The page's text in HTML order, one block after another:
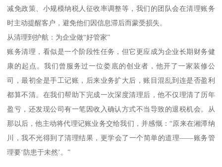
减免政策、小规模纳税人征收率调整等，我们的团队会在清理账务
时主动提醒客户，避免他们因信息滞后而蒙受损失。
从清理到护航：为企业做“好管家”
账务清理，看似是一个阶段性任务，但它更应成为企业长期财务健
康的起点。我们曾服务过一位娄底的创业者，他开了一家装修公
司，最初全是手工记账，后来业务扩大后，账目混乱到连是否盈利
都算不清。在我们帮助下完成一次深度清理后，他不仅理清了历年
盈亏，还发现公司有一笔因收入确认方式不当导致的退税机会。从
那以后，他主动将代理记账业务交给我们，并感慨：“原来在湘潭纳
川，我不光得到了清理结果，更学会了一个简单的道理——账务管
理要‘防患于未然’。”